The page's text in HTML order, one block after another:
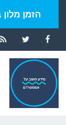
הזמן
Facebook
Twitter
RSS